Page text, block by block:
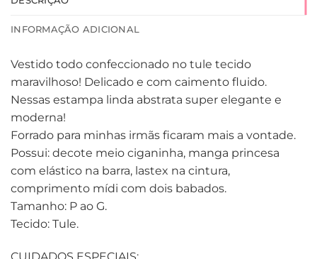
INFORMAÇÃO ADICIONAL
Vestido todo confeccionado no tule tecido
maravilhoso! Delicado e com caimento fluido.
Nessas estampa linda abstrata super elegante e
moderna!
Forrado para minhas irmãs ficaram mais a vontade.
Possui: decote meio ciganinha, manga princesa
com elástico na barra, lastex na cintura,
comprimento mídi com dois babados.
Tamanho: P ao G.
Tecido: Tule.